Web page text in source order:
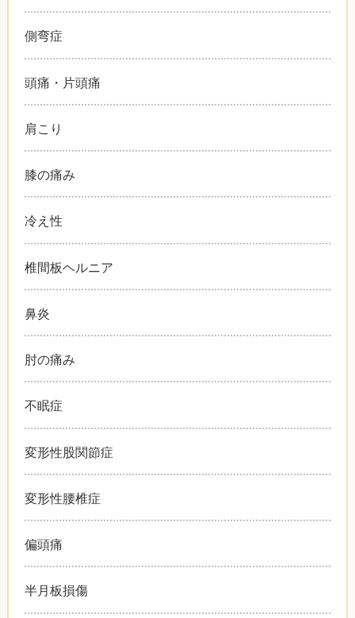
側弯症
頭痛・片頭痛
肩こり
膝の痛み
冷え性
椎間板ヘルニア
鼻炎
肘の痛み
不眠症
変形性股関節症
変形性腰椎症
偏頭痛
半月板損傷